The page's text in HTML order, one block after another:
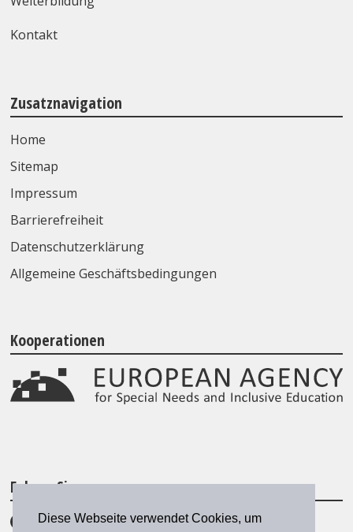
Diese Webseite verwendet Cookies, um
Kontakt
Zusatznavigation
Home
Sitemap
Impressum
Barrierefreiheit
Datenschutzerklärung
Allgemeine Geschäftsbedingungen
Kooperationen
Folgen Sie uns